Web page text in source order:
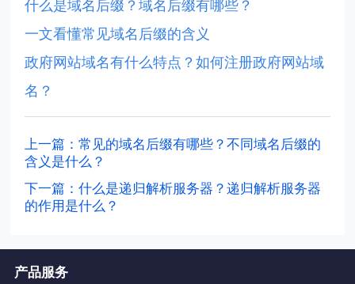
什么是域名后缀？域名后缀有哪些？
一文看懂常见域名后缀的含义
政府网站域名有什么特点？如何注册政府网站域
名？
上一篇：常见的域名后缀有哪些？不同域名后缀的
含义是什么？
下一篇：什么是递归解析服务器？递归解析服务器
的作用是什么？
产品服务